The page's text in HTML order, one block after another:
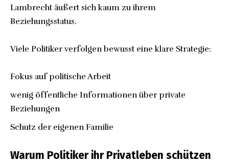
Lambrecht äußert sich kaum zu ihrem
Beziehungsstatus.
Viele Politiker verfolgen bewusst eine klare Strategie:
Fokus auf politische Arbeit
wenig öffentliche Informationen über private
Beziehungen
Schutz der eigenen Familie
Warum Politiker ihr Privatleben schützen